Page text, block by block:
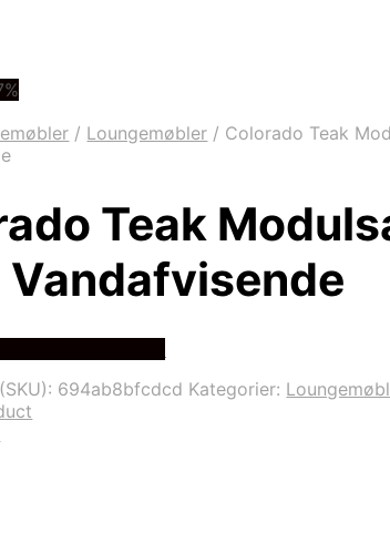
/ Loungemøbler / Colorado Teak
Teak
Vandafvisende
694ab8bfcdcd Kategorier: